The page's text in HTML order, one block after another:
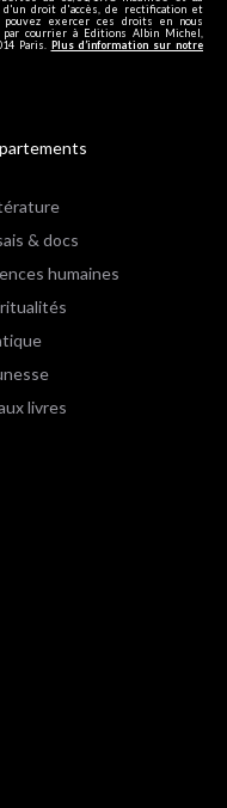
d'un droit d'accès, de rectification et
pouvez exercer ces droits en nous
par courrier à Editions Albin Michel,
Paris. Plus d’information sur notre
& docs
humaines
livres